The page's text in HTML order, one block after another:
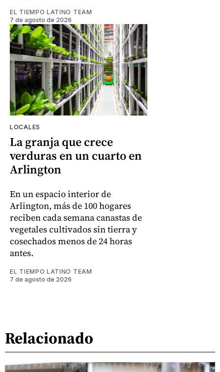
EL TIEMPO LATINO TEAM
7 de agosto de 2026
LOCALES
La granja que crece
verduras en un cuarto en
Arlington
En un espacio interior de
Arlington, más de 100 hogares
reciben cada semana canastas de
vegetales cultivados sin tierra y
cosechados menos de 24 horas
antes.
EL TIEMPO LATINO TEAM
7 de agosto de 2026
Relacionado